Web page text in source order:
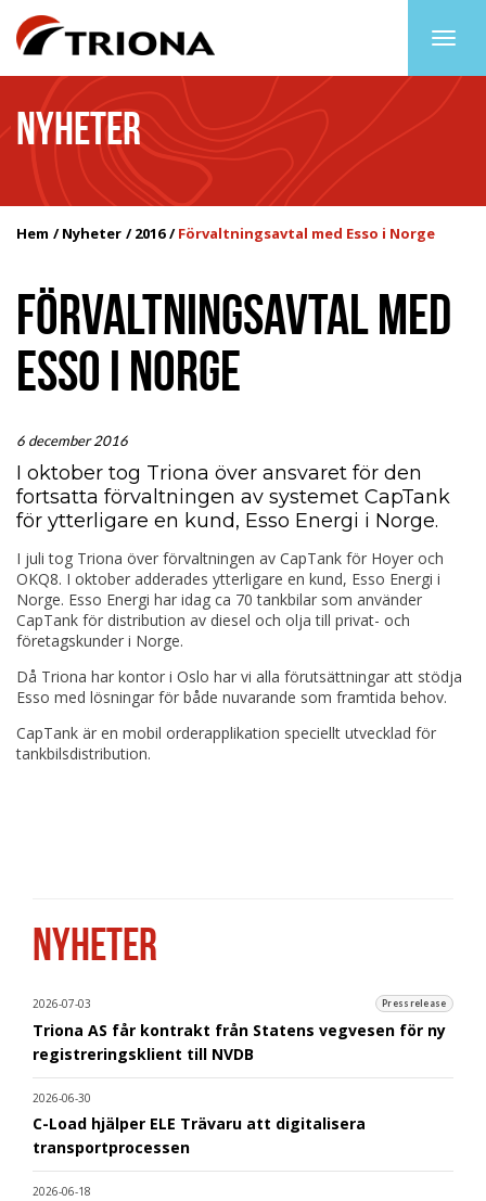
NYHETER
Hem Nyheter 2016 Förvaltningsavtal med Esso i Norge
FÖRVALTNINGSAVTAL MED
ESSO I NORGE
6 december 2016
I oktober tog Triona över ansvaret för den
fortsatta förvaltningen av systemet CapTank
för ytterligare en kund, Esso Energi i Norge.
I juli tog Triona över förvaltningen av CapTank för Hoyer och
OKQ8. I oktober adderades ytterligare en kund, Esso Energi i
Norge. Esso Energi har idag ca 70 tankbilar som använder
CapTank för distribution av diesel och olja till privat- och
företagskunder i Norge.
Då Triona har kontor i Oslo har vi alla förutsättningar att stödja
Esso med lösningar för både nuvarande som framtida behov.
CapTank är en mobil orderapplikation speciellt utvecklad för
tankbilsdistribution.
NYHETER
2026-07-03 Pressrelease
Triona AS får kontrakt från Statens vegvesen för ny
registreringsklient till NVDB
2026-06-30
C-Load hjälper ELE Trävaru att digitalisera
transportprocessen
2026-06-18